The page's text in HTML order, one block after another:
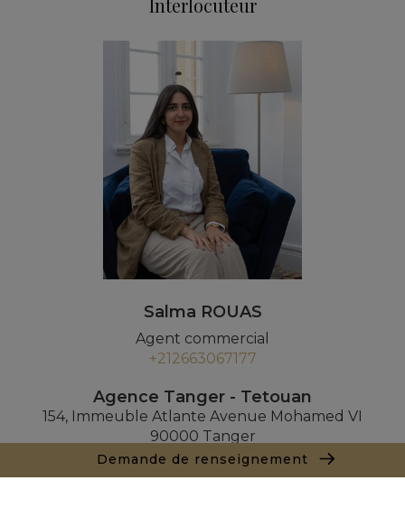
Demande de renseignement
Salma ROUAS
Agent commercial
+212663067177
Agence Tanger - Tetouan
154, Immeuble Atlante Avenue Mohamed VI
90000 Tanger
+ 212 661 550 905